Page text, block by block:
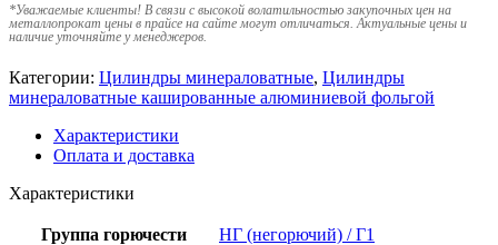
*Уважаемые клиенты! В связи с высокой волатильностью закупочных цен на
металлопрокат цены в прайсе на сайте могут отличаться. Актуальные цены и
наличие уточняйте у менеджеров.
Категории: Цилиндры минераловатные, Цилиндры
минераловатные кашированные алюминиевой фольгой
Характеристики
Оплата и доставка
Характеристики
Группа горючести НГ (негорючий) / Г1